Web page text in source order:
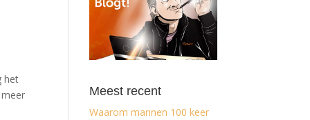
het
Meest recent
Waarom mannen 100 keer